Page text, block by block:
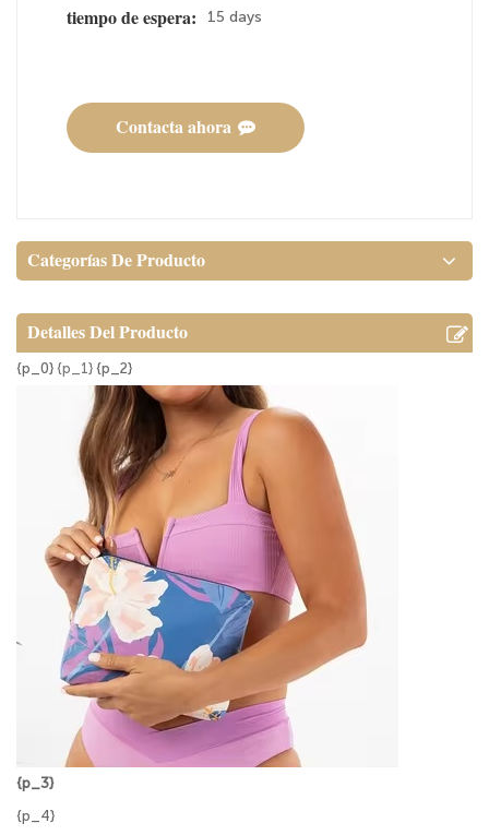
tiempo de espera:
15 days
Contacta ahora
Categorías De Producto
Detalles Del Producto
{p_0} {p_1} {p_2}
{p_3}
{p_4}